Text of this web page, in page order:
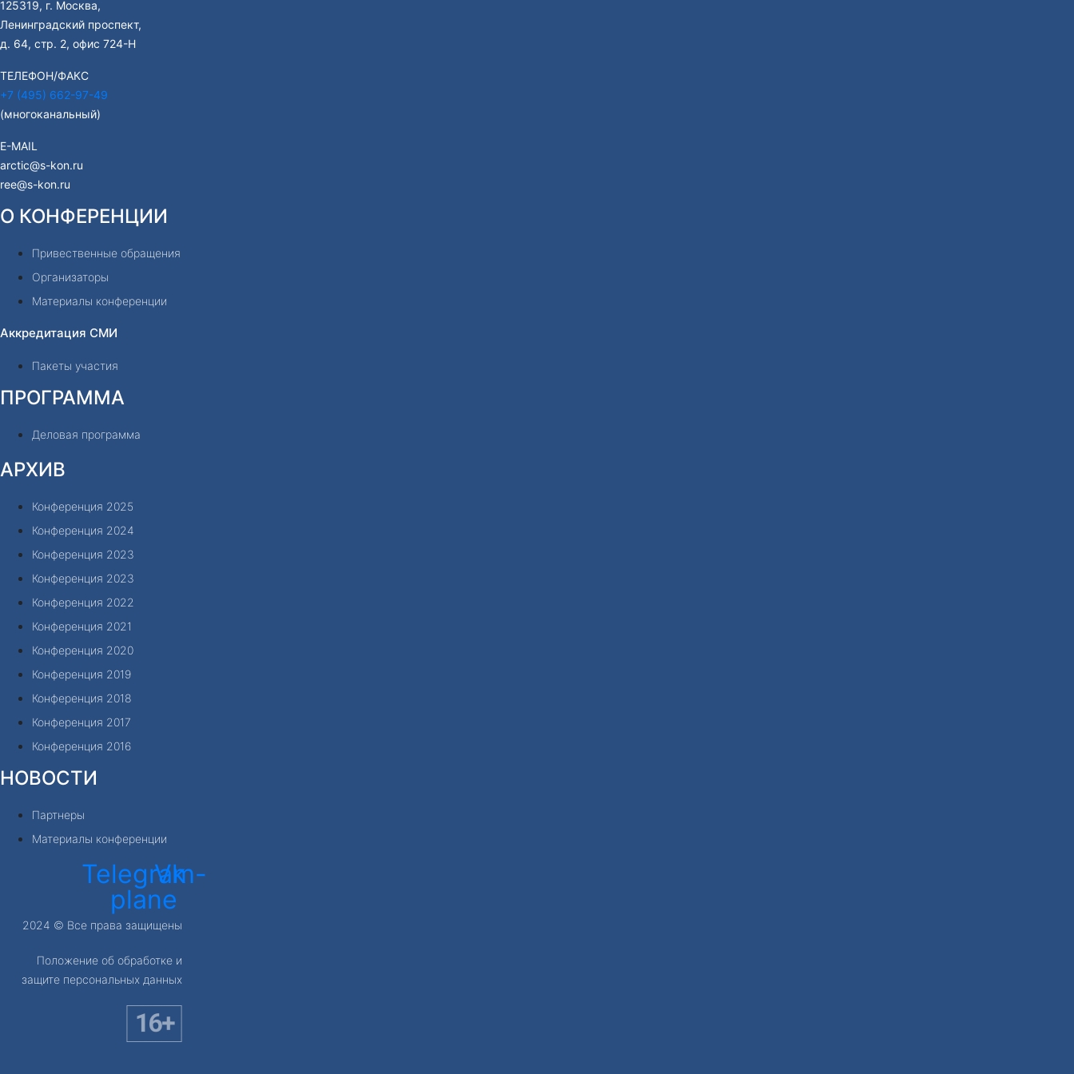
125319, г. Москва,
Ленинградский проспект,
д. 64, стр. 2, офис 724-Н
ТЕЛЕФОН/ФАКС
+7 (495) 662-97-49
(многоканальный)
E-MAIL
arctic@s-kon.ru
ree@s-kon.ru
О КОНФЕРЕНЦИИ
Привественные обращения
Организаторы
Материалы конференции
Аккредитация СМИ
Пакеты участия
ПРОГРАММА
Деловая программа
АРХИВ
Конференция 2025
Конференция 2024
Конференция 2023
Конференция 2023
Конференция 2022
Конференция 2021
Конференция 2020
Конференция 2019
Конференция 2018
Конференция 2017
Конференция 2016
НОВОСТИ
Партнеры
Материалы конференции
Telegram-
plane
Vk
2024 © Все права защищены
Положение об обработке и
защите персональных данных